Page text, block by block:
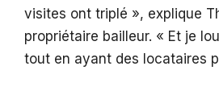
visites ont triplé », explique
propriétaire bailleur. « Et je
tout en ayant des locataires